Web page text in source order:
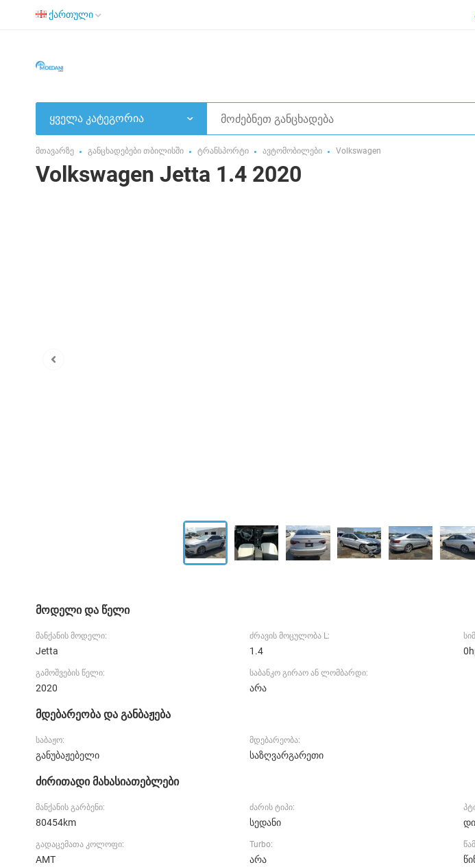
ქართული
ყველა კატეგორია
მთავარზე განცხადებები თბილისში ტრანსპორტი ავტომობილები Volkswagen
Volkswagen Jetta 1.4 2020
მოდელი და წელი
მანქანის მოდელი:
Jetta
ძრავის მოცულობა L:
1.4
გამოშვების წელი:
2020
საბანკო გირაო ან ლომბარდი:
არა
მდებარეობა და განბაჟება
საბაჟო:
განუბაჟებელი
მდებარეობა:
საზღვარგარეთი
ძირითადი მახასიათებლები
მანქანის გარბენი:
80454km
ძარის ტიპი:
სედანი
გადაცემათა კოლოფი:
AMT
Turbo:
არა